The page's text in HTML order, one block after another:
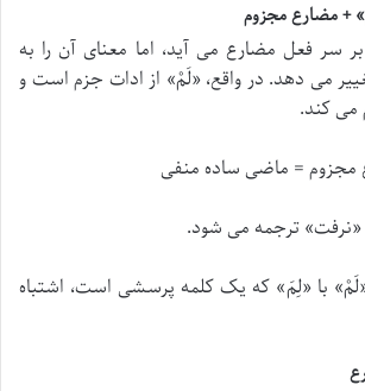
+ مضارع مجزوم
سر فعل مضارع می آید، اما معنای آن را به
می دهد. در واقع، «لَمْ» از ادات جزم است و
می کند.
مجزوم = ماضی ساده منفی
«نرفت» ترجمه می شود.
لَمْ» با «لِمَ» که یک کلمه پرسشی است، اشتباه